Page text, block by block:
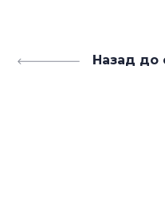
Назад до